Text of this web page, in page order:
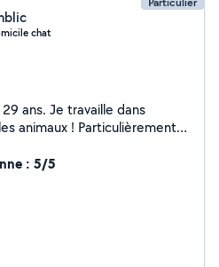
chat
ans. Je travaille dans
animaux ! Particulièrement
: 5/5